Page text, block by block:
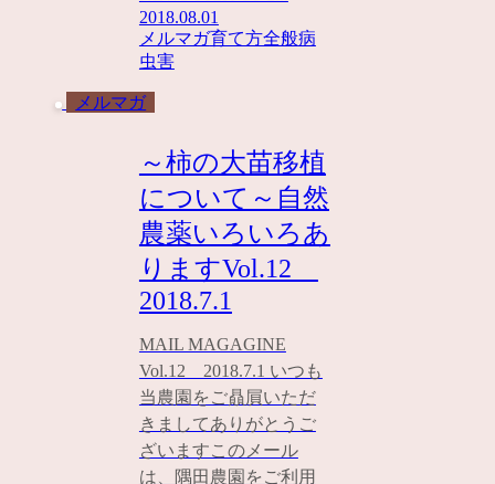
2018.08.01
メルマガ育て方全般病
虫害
メルマガ
～柿の大苗移植
について～自然
農薬いろいろあ
りますVol.12
2018.7.1
MAIL MAGAGINE
Vol.12 2018.7.1 いつも
当農園をご贔屓いただ
きましてありがとうご
ざいますこのメール
は、隅田農園をご利用